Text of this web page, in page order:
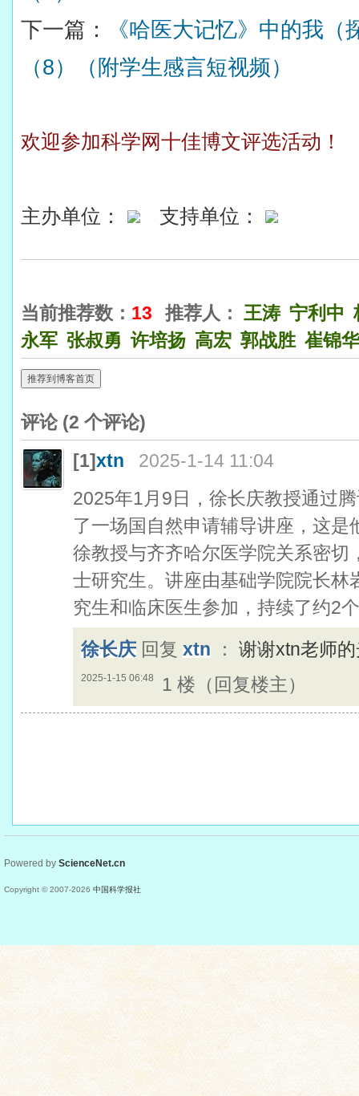
下一篇：
《哈医大记忆》中的我
（8）（附学生感言短视频）
欢迎参加科学网十佳博文评选活动！
主办单位： 支持单位：
当前推荐数： 13 推荐人： 王涛 宁利中
永军 张叔勇 许培扬 高宏 郭战胜 崔锦华
推荐到博客首页
评论 (2 个评论)
[1]xtn
2025-1-14 11:04
2025年1月9日，徐长庆教授通过
了一场国自然申请辅导讲座，这
徐教授与齐齐哈尔医学院关系密
士研究生。讲座由基础学院院长
究生和临床医生参加，持续了约2
徐长庆 回复 xtn ： 谢谢xtn老师
2025-1-15 06:48 1 楼（回复楼主）
Powered by ScienceNet.cn
Copyright © 2007-2026 中国科学报社